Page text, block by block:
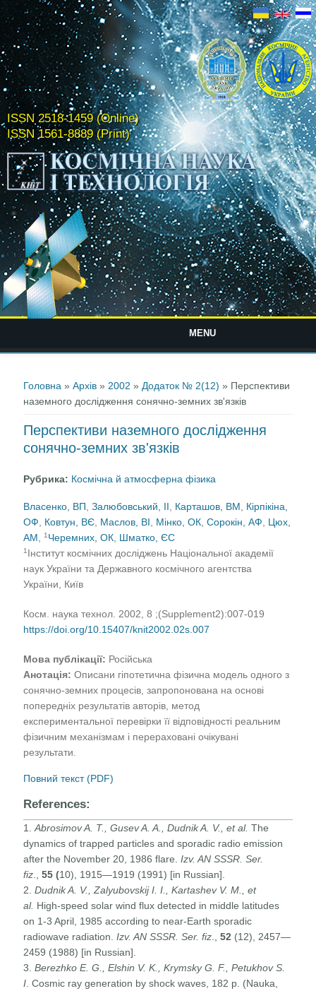
ISSN 2518-1459 (Online)
ISSN 1561-8889 (Print)
MENU
Головна »Архів » 2002 » Додаток № 2(12) » Перспективи
наземного дослідження сонячно-земних зв'язків
Перспективи наземного дослідження
сонячно-земних зв'язків
Рубрика: Космічна й атмосферна фізика
Власенко, ВП ,Залюбовський, ІІ Карташов, ВМ
Кірпікіна,
ОФ
Ковтун, ВЄ Маслов, ВІ Мінко, ОК ,Сорокін, АФ
Цюх,
АМ ,1 Черемних, ОК Шматко, ЄС
1 Інститут космічних досліджень Національної академії
наук України та Державного космічного агентства
України, Київ
Косм. наука технол. 2002, 8 ;(Supplement2):007-019
https://doi.org/10.15407/knit2002.02s.007
Мова публікації: Російська
Анотація:Описани гіпотетична фізична модель одного з
сонячно-земних процесів, запропонована на основі
попередніх результатів авторів, метод
експериментальної перевірки її відповідності реальним
фізичним механізмам і перераховані очікувані
результати.
Повний текст (PDF)
References:
1.Abrosimov A. T., Gusev A. A., Dudnik A. V., et al. The
dynamics of trapped particles and sporadic radio emission
after the November 20, 1986 flare.Izv. AN SSSR. Ser.
fiz .,55 (10), 1915—1919 (1991) [in Russian].
2.Dudnik A. V., Zalyubovskij I. I., Kartashev V. M., et
al. High-speed solar wind flux detected in middle latitudes
on 1-3 April, 1985 according to near-Earth sporadic
radiowave radiation.Izv. AN SSSR. Ser. fiz .,52 (12), 2457—
2459 (1988) [in Russian].
3.Berezhko E. G., Elshin V. K., Krymsky G. F., Petukhov S.
I . Cosmic ray generation by shock waves, 182 p. (Nauka,